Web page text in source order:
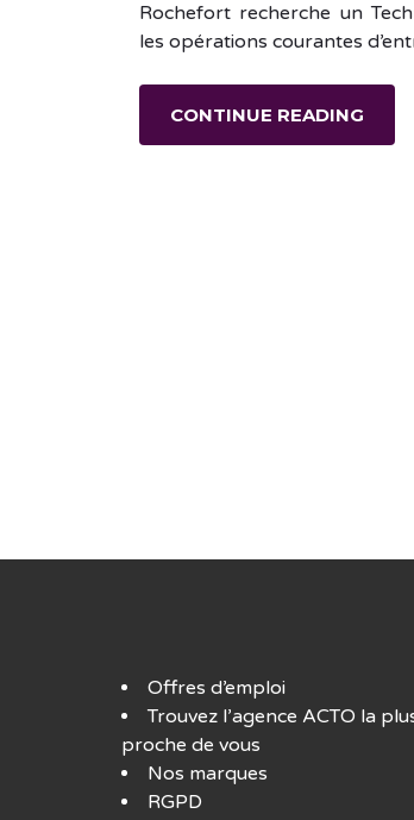
Rochefort recherche un
les opérations courantes
CONTINUE READING
Offres d’emploi
Trouvez l’agence ACTO la
proche de vous
Nos marques
RGPD